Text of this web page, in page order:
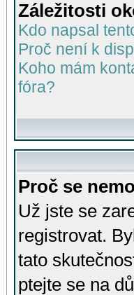
Záležitosti
Kdo napsal
Proč není k
Koho mám
fóra?
Proč se
Už jste se
registrovat.
tato
ptejte se na